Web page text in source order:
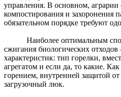
управления. В основном,
компостирования и захоронения
обязательном порядке требуют
Наиболее оптимальным
сжигания биологических
характеристик: тип горелки,
агрегатом и если да, то какие.
горением, внутренней защитой
загрузочный люк.